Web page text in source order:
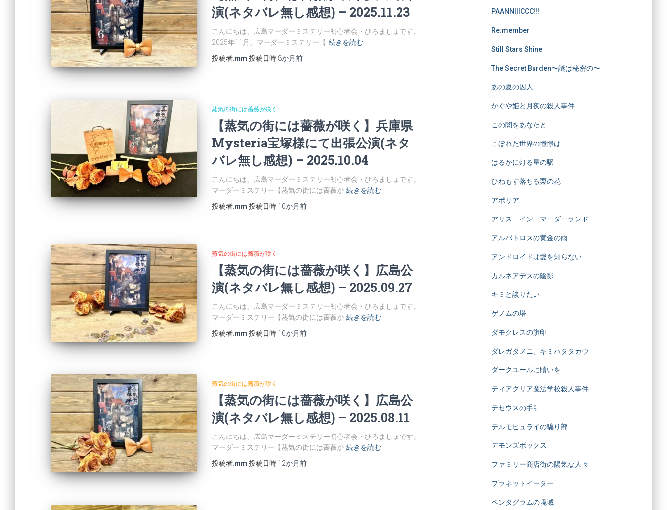
演(ネタバレ無し感想) – 2025.11.23
こんにちは、広島マーダーミステリー初心者会・ひろましょです。
2025年11月、マーダーミステリー【 続きを読む
投稿者:mm 投稿日時:8か月前
蒸気の街には薔薇が咲く
【蒸気の街には薔薇が咲く】兵庫県
Mysteria宝塚様にて出張公演(ネタ
バレ無し感想) – 2025.10.04
こんにちは、広島マーダーミステリー初心者会・ひろましょです。
マーダーミステリー【蒸気の街には薔薇が 続きを読む
投稿者:mm 投稿日時:10か月前
蒸気の街には薔薇が咲く
【蒸気の街には薔薇が咲く】広島公
演(ネタバレ無し感想) – 2025.09.27
こんにちは、広島マーダーミステリー初心者会・ひろましょです。
マーダーミステリー【蒸気の街には薔薇が 続きを読む
投稿者:mm 投稿日時:10か月前
蒸気の街には薔薇が咲く
【蒸気の街には薔薇が咲く】広島公
演(ネタバレ無し感想) – 2025.08.11
こんにちは、広島マーダーミステリー初心者会・ひろましょです。
マーダーミステリー【蒸気の街には薔薇が 続きを読む
投稿者:mm 投稿日時:12か月前
PAANNIIICCC!!!
Re:member
Still Stars Shine
The Secret Burden〜謎は秘密の〜
あの夏の囚人
かぐや姫と月夜の殺人事件
この闇をあなたと
こぼれた世界の憧憬は
はるかに灯る星の駅
ひねもす落ちる栗の花
アポリア
アリス・イン・マーダーランド
アルバトロスの黄金の雨
アンドロイドは愛を知らない
カルネアデスの陰影
キミと談りたい
ゲノムの塔
ダモクレスの旗印
ダレガタメニ、キミハタタカウ
ダークユールに贖いを
ティアグリア魔法学校殺人事件
テセウスの手引
テルモピュライの騙り部
デモンズボックス
ファミリー商店街の陽気な人々
プラネットイーター
ペンタグラムの境域